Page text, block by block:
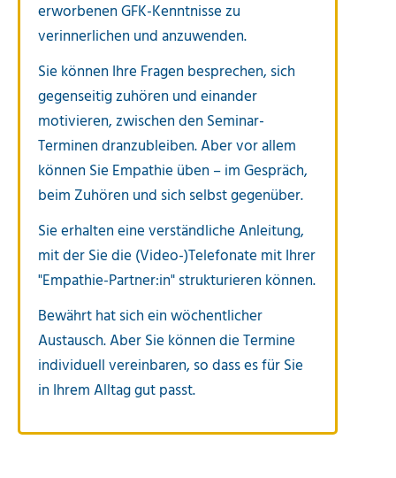
erworbenen GFK-Kenntnisse zu
verinnerlichen und anzuwenden.
Sie können Ihre Fragen besprechen, sich
gegenseitig zuhören und einander
motivieren, zwischen den Seminar-
Terminen dranzubleiben. Aber vor allem
können Sie Empathie üben – im Gespräch,
beim Zuhören und sich selbst gegenüber.
Sieerhalten eine verständliche Anleitung,
mit der Sie die (Video-)Telefonate mit Ihrer
"Empathie-Partner:in" strukturieren können.
Bewährt hat sich ein wöchentlicher
Austausch. Aber Sie können die Termine
individuell vereinbaren, so dass es für Sie
in Ihrem Alltag gut passt.